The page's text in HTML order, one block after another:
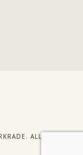
ALL